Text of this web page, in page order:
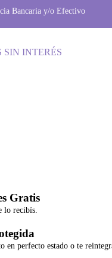
Bancaria y/o Efectivo
SIN INTERÉS
Gratis
lo recibís.
en perfecto estado o te